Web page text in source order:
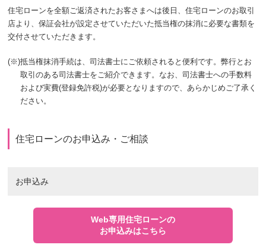
住宅ローンを全額ご返済されたお客さまへは後日、住宅ローンのお取引
店より、保証会社が設定させていただいた抵当権の抹消に必要な書類を
交付させていただきます。
(※)抵当権抹消手続は、司法書士にご依頼されると便利です。弊行とお
取引のある司法書士をご紹介できます。なお、司法書士への手数料
および実費(登録免許税)が必要となりますので、あらかじめご了承く
ださい。
住宅ローンのお申込み・ご相談
お申込み
Web専用住宅ローンの
お申込みはこちら